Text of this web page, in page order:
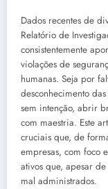
Dados recentes de
Relatório de
consistentemente
violações de
humanas. Seja por
desconhecimento
sem intenção, abrir
com maestria. Este
cruciais que, de
empresas, com foco
ativos que, apesar
mal administrados.